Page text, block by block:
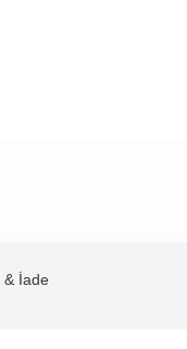
& İade